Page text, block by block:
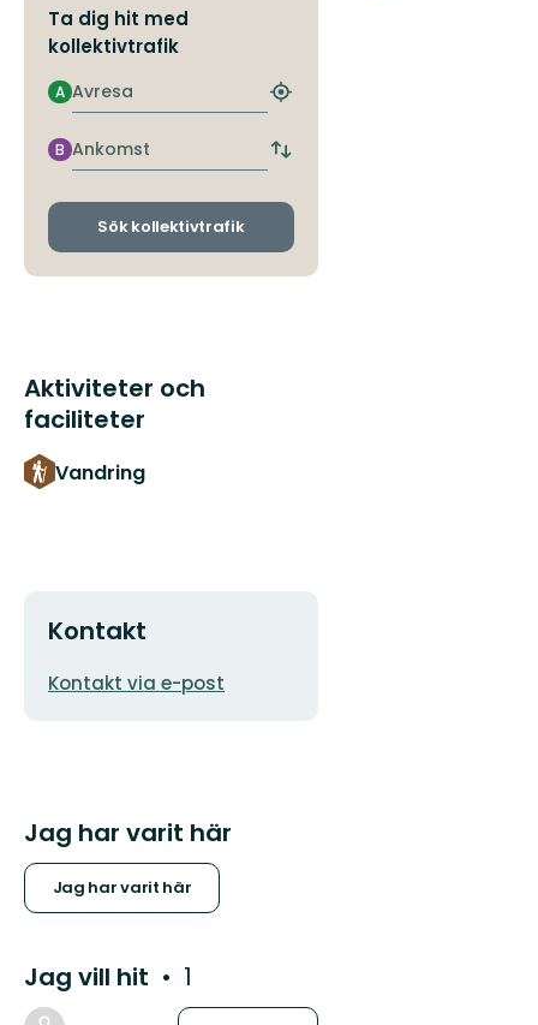
Ta dig hit med
kollektivtrafik
Avresa
A
Hitta
hållplats
Ankomst
B
Byt
och
Sök kollektivtrafik
Aktiviteter och
faciliteter
Vandring
Kontakt
E-
Kontakt via e-post
Jag har varit här
Jag har varit här
Jag vill hit 1